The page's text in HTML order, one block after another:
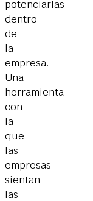
potenciarlas
dentro
de
la
empresa.
Una
herramienta
con
la
que
las
empresas
sientan
las